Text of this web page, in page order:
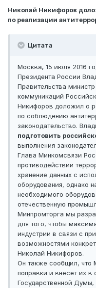
Николай Никифоров
по реализации
Цитата
Москва, 15 июля 2016
Президента России
Правительства
коммуникаций
Никифоров доложил о
по соблюдению
законодательство.
подготовить
выполнения
Глава Минкомсвязи
противодействии
хранение данных с
оборудования, однако
необходимого
отечественную
Минпромторга мы
для того, чтобы
индустрии в связи с
возможностями
Николай Никифоров.
Он также сообщил, что
поправки и внесет их
Государственной Думы,